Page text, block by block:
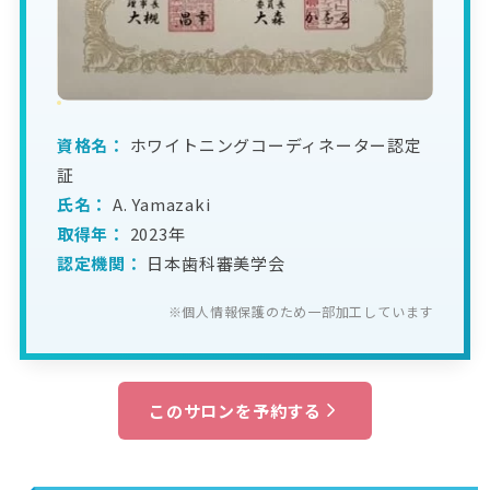
資格名： ホワイトニングコーディネーター認定
証
氏名： A. Yamazaki
取得年： 2023年
認定機関： 日本歯科審美学会
※個人情報保護のため一部加工しています
このサロンを予約する